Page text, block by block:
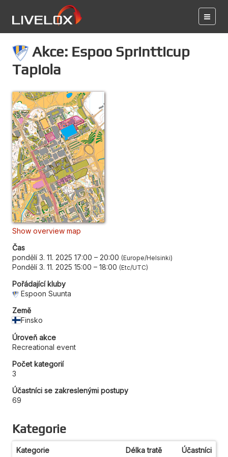
Akce: Espoo Sprintticup
Tapiola
Show overview map
Čas
pondělí 3. 11. 2025 17:00 – 20:00 Europe/Helsinki
Pondělí 3. 11. 2025 15:00 – 18:00 Etc/UTC
Pořádající kluby
Espoon Suunta
Země
Finsko
Úroveň akce
Recreational event
Počet kategorií
3
Účastníci se zakreslenými postupy
69
Kategorie
Kategorie Délka tratě Účastníci